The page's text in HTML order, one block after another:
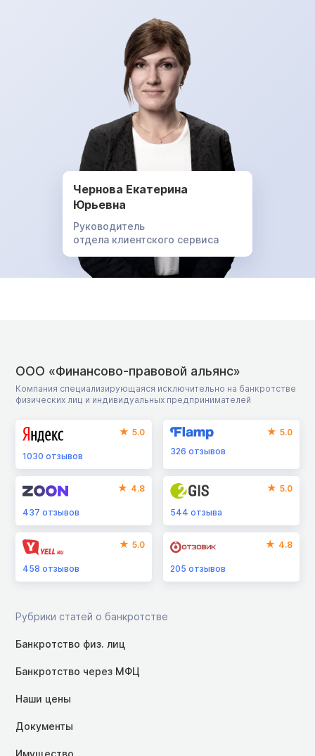
Чернова Екатерина
Юрьевна
Руководитель
отдела клиентского сервиса
ООО «Финансово-правовой альянс»
Компания специализирующаяся исключительно на банкротстве
физических лиц и индивидуальных предпринимателей
5.0
1030 отзывов
5.0
326отзывов
4.8
437 отзывов
5.0
544отзыва
5.0
458 отзывов
4.8
205отзывов
Рубрики статей о банкротстве
Банкротство физ. лиц
Банкротство через МФЦ
Наши цены
Документы
Имущество